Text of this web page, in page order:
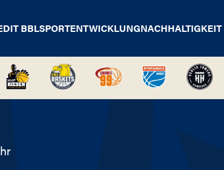
BBLSPORTENTWICKLUNGNACHHALTIGKEIT